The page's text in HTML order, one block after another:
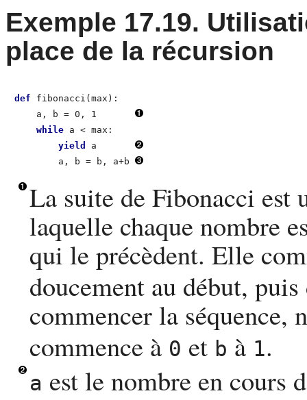
Exemple 17.19.
place de la récursion
def fibonacci(max):
    a, b = 0, 1
while a < max:
yield
a
        a, b = b, a+b
La suite de Fibonacci est
laquelle chaque nombre
qui le précèdent. Elle
doucement au début,
commencer la
commence à 0 et b à 1.
a est le nombre en cours